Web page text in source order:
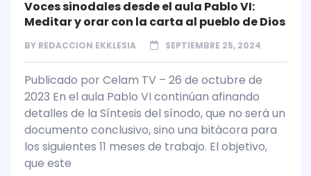
Voces sinodales desde el aula Pablo VI:
Meditar y orar con la carta al pueblo de Dios
BY REDACCION EKKLESIA SEPTIEMBRE 25, 2024
Publicado por Celam TV – 26 de octubre de
2023 En el aula Pablo VI continúan afinando
detalles de la Síntesis del sínodo, que no será un
documento conclusivo, sino una bitácora para
los siguientes 11 meses de trabajo. El objetivo,
que este